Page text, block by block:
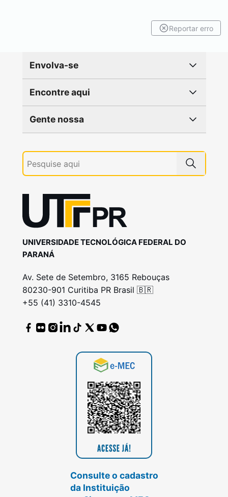
Reportar erro
Envolva-se
Encontre aqui
Gente nossa
UNIVERSIDADE TECNOLÓGICA FEDERAL DO
PARANÁ
Av. Sete de Setembro, 3165 Rebouças
80230-901 Curitiba PR Brasil 🇧🇷
+55 (41) 3310-4545
Consulte o cadastro
da Instituição